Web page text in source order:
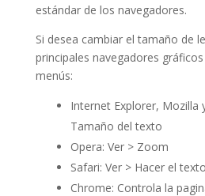
estándar de los navegadores.
Si desea cambiar el tamaño de
principales navegadores
menús:
Internet Explorer, Mozilla
Tamaño del texto
Opera: Ver > Zoom
Safari: Ver > Hacer el
Chrome: Controla la